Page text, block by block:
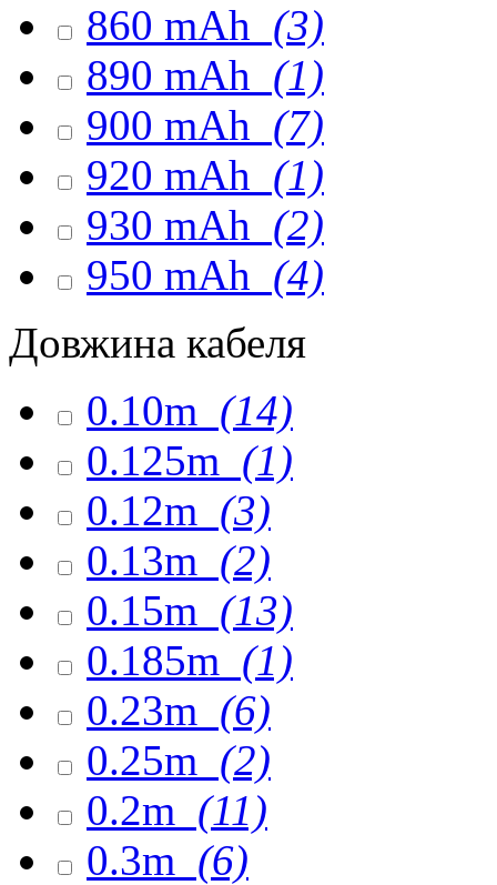
860 mAh (3)
890 mAh (1)
900 mAh (7)
920 mAh (1)
930 mAh (2)
950 mAh (4)
Довжина кабеля
0.10m (14)
0.125m (1)
0.12m (3)
0.13m (2)
0.15m (13)
0.185m (1)
0.23m (6)
0.25m (2)
0.2m (11)
0.3m (6)